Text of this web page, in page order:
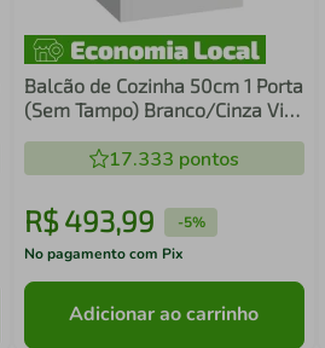
Balcão de Cozinha 50cm 1 Porta
(Sem Tampo) Branco/Cinza Vik
17.333 pontos
R$493,99 -5%
No pagamento com Pix
Adicionar ao carrinho